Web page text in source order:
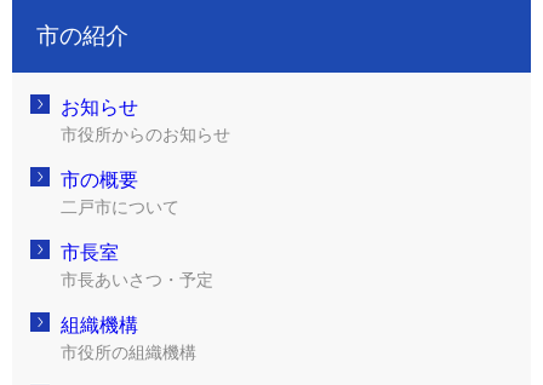
市の紹介
お知らせ
市役所からのお知らせ
市の概要
二戸市について
市長室
市長あいさつ・予定
組織機構
市役所の組織機構